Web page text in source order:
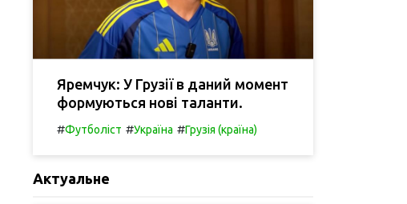
Яремчук: У Грузії в даний момент
формуються нові таланти.
#Футболіст #Україна #Грузія (країна)
Актуальне